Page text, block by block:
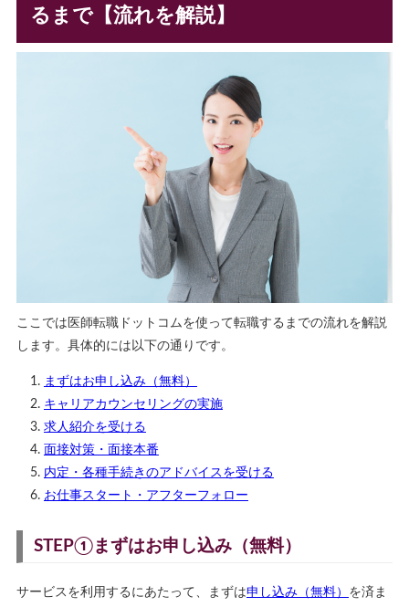
るまで【流れを解説】
ここでは医師転職ドットコムを使って転職するまでの流れを解説
します。具体的には以下の通りです。
まずはお申し込み（無料）
キャリアカウンセリングの実施
求人紹介を受ける
面接対策・面接本番
内定・各種手続きのアドバイスを受ける
お仕事スタート・アフターフォロー
STEP①まずはお申し込み（無料）
サービスを利用するにあたって、まずは申し込み（無料） を済ま